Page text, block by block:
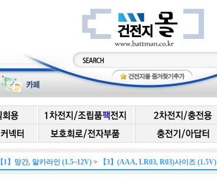
【1】망간, 알카라인 (1.5~12V) > 【3】(AAA, LR03, R03)사이즈 (1.5V)